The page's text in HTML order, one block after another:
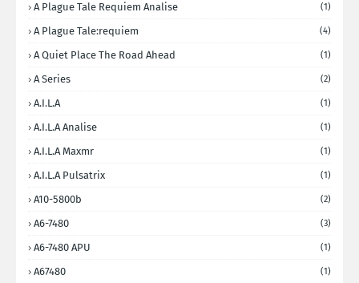
A Plague Tale Requiem Analise (1)
A Plague Tale:requiem (4)
A Quiet Place The Road Ahead (1)
A Series (2)
A.I.L.A (1)
A.I.L.A Analise (1)
A.I.L.A Maxmr (1)
A.I.L.A Pulsatrix (1)
A10-5800b (2)
A6-7480 (3)
A6-7480 APU (1)
A67480 (1)